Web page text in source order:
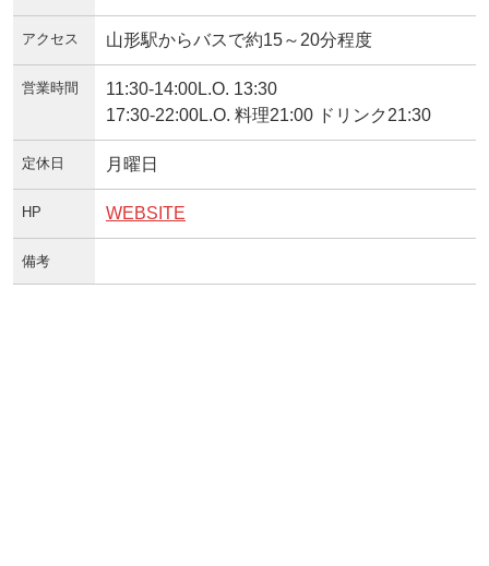
アクセス 山形駅からバスで約15～20分程度
営業時間
11:30-14:00L.O. 13:30
17:30-22:00L.O. 料理21:00 ドリンク21:30
定休日 月曜日
HP WEBSITE
備考